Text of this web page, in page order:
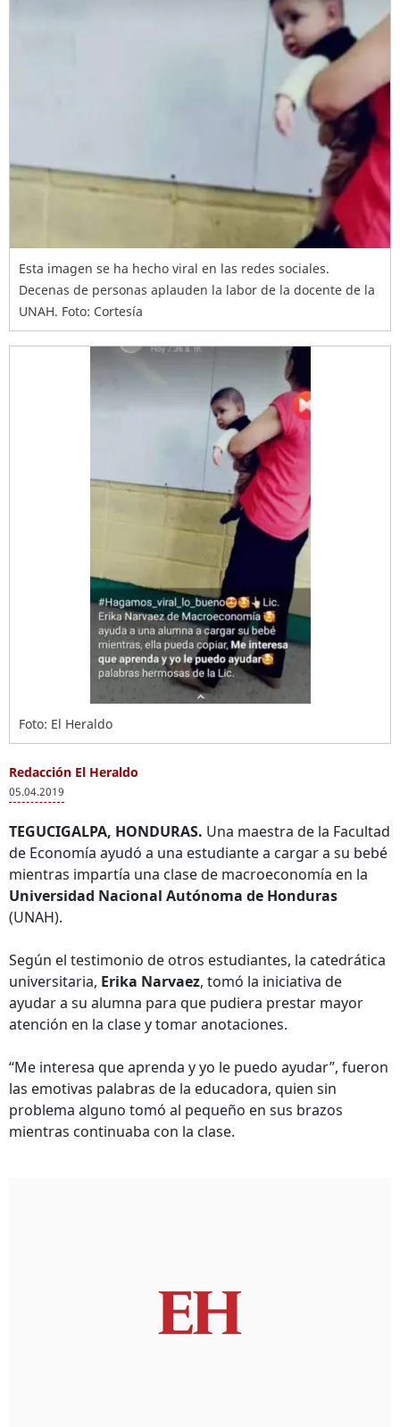
Esta imagen se ha hecho viral en las redes sociales.
Decenas de personas aplauden la labor de la docente de la
UNAH. Foto: Cortesía
Foto: El Heraldo
Redacción El Heraldo
05.04.2019
TEGUCIGALPA, HONDURAS. Una maestra de la Facultad
de Economía ayudó a una estudiante a cargar a su bebé
mientras impartía una clase de macroeconomía en la
Universidad Nacional Autónoma de Honduras
(UNAH).
Según el testimonio de otros estudiantes, la catedrática
universitaria, Erika Narvaez, tomó la iniciativa de
ayudar a su alumna para que pudiera prestar mayor
atención en la clase y tomar anotaciones.
“Me interesa que aprenda y yo le puedo ayudar”, fueron
las emotivas palabras de la educadora, quien sin
problema alguno tomó al pequeño en sus brazos
mientras continuaba con la clase.